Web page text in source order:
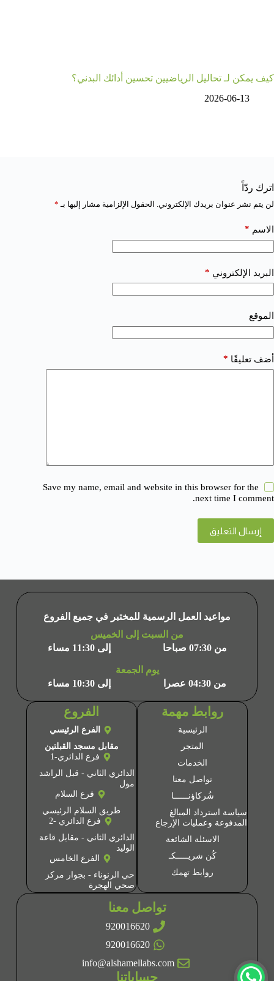
كيف يمكن لـ تحاليل الرياضيين تحسين أدائك البدني؟
2026-06-13
اترك ردّاً
لن يتم نشر عنوان بريدك الإلكتروني. الحقول الإلزامية مشار إليها بـ *
الاسم *
البريد الإلكتروني *
الموقع
أضف تعليقًا *
Save my name, email and website in this browser for the
next time I comment.
إرسال التعليق
مواعيد العمل الرسمية للمختبر في جميع الفروع
من السبت إلى الخميس
من 07:30 صباحا
إلى 11:30 مساء
يوم الجمعة
من 04:30 عصرا
إلى 10:30 مساء
روابط مهمة
الرئيسية
المتجر
الخدمات
تواصل معنا
شُركاؤنــــــا
سياسة استرداد المبالغ
المدفوعة وعمليات الإرجاع
الاسئلة الشائعة
كُن شريـــــكـ
روابط تهمك
الفروع
الفرع الرئيسي
مقابل مسجد القبلتين
فرع الدائري-1
الدائري الثاني - قبل الراشد
مول
فرع السلام
طريق السلام الرئيسي
فرع الدائري -2
الدائري الثاني - مقابل قاعة
الوليد
الفرع الخامس
حي الرنوناء - بجوار مركز
صحي الهجرة
تواصل معنا
920016620
920016620
info@alshamellabs.com
حساباتنا